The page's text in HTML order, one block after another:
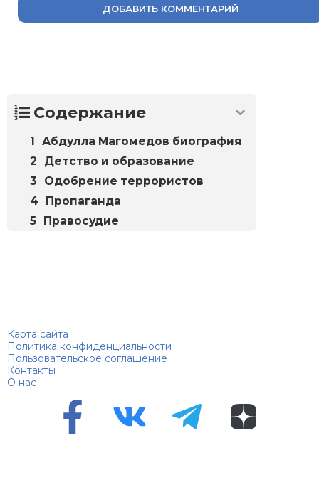
ДОБАВИТЬ КОММЕНТАРИЙ
Содержание
Абдулла Магомедов биография
Детство и образование
Одобрение террористов
Пропаганда
Правосудие
Карта сайта
Политика конфиденциальности
Пользовательское соглашение
Контакты
О нас